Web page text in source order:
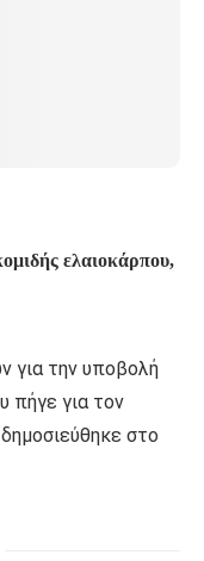
ελαιοκάρπου,
για την υποβολή
πήγε για τον
στο